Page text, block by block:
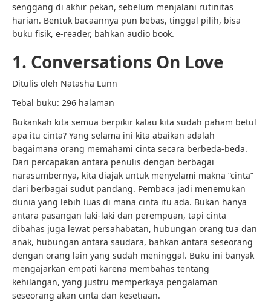
senggang di akhir pekan, sebelum menjalani rutinitas
harian. Bentuk bacaannya pun bebas, tinggal pilih, bisa
buku fisik, e-reader, bahkan audio book.
1. Conversations On Love
Ditulis oleh Natasha Lunn
Tebal buku: 296 halaman
Bukankah kita semua berpikir kalau kita sudah paham betul
apa itu cinta? Yang selama ini kita abaikan adalah
bagaimana orang memahami cinta secara berbeda-beda.
Dari percapakan antara penulis dengan berbagai
narasumbernya, kita diajak untuk menyelami makna “cinta”
dari berbagai sudut pandang. Pembaca jadi menemukan
dunia yang lebih luas di mana cinta itu ada. Bukan hanya
antara pasangan laki-laki dan perempuan, tapi cinta
dibahas juga lewat persahabatan, hubungan orang tua dan
anak, hubungan antara saudara, bahkan antara seseorang
dengan orang lain yang sudah meninggal. Buku ini banyak
mengajarkan empati karena membahas tentang
kehilangan, yang justru memperkaya pengalaman
seseorang akan cinta dan kesetiaan.